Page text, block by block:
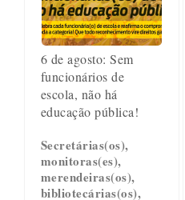
6 de agosto: Sem
funcionários de
escola, não há
educação pública!
Secretárias(os),
monitoras(es),
merendeiras(os),
bibliotecárias(os),